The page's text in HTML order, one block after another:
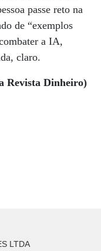
passe reto na
de “exemplos
a IA,
claro.
Revista Dinheiro)
LTDA